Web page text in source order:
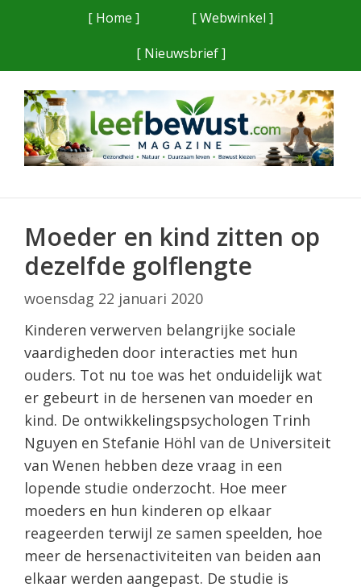
[ Home ]
[ Webwinkel ]
[ Nieuwsbrief ]
Moeder en kind zitten op
dezelfde golflengte
woensdag 22 januari 2020
Kinderen verwerven belangrijke sociale
vaardigheden door interacties met hun
ouders. Tot nu toe was het onduidelijk wat
er gebeurt in de hersenen van moeder en
kind. De ontwikkelingspsychologen Trinh
Nguyen en Stefanie Höhl van de Universiteit
van Wenen hebben deze vraag in een
lopende studie onderzocht. Hoe meer
moeders en hun kinderen op elkaar
reageerden terwijl ze samen speelden, hoe
meer de hersenactiviteiten van beiden aan
elkaar werden aangepast. De studie is